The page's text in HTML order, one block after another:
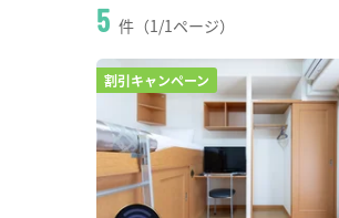
5 件（1/1ページ）
割引キャンペーン